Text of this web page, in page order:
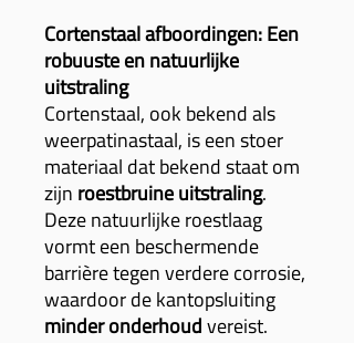
Cortenstaal afboordingen: Een
robuuste en natuurlijke
uitstraling
Cortenstaal, ook bekend als
weerpatinastaal, is een stoer
materiaal dat bekend staat om
zijnroestbruine uitstraling.
Deze natuurlijke roestlaag
vormt een beschermende
barrière tegen verdere corrosie,
waardoor de kantopsluiting
minder onderhoudvereist.